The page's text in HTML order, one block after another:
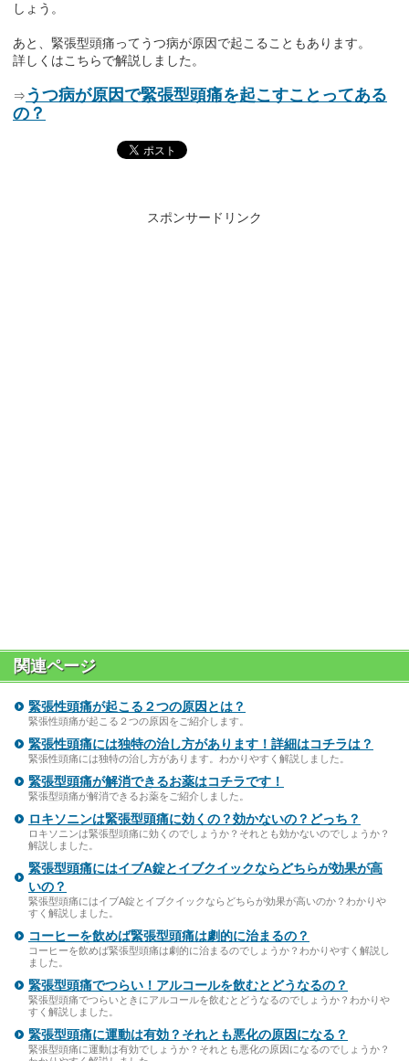
しょう。
あと、緊張型頭痛ってうつ病が原因で起こることもあります。
詳しくはこちらで解説しました。
⇒うつ病が原因で緊張型頭痛を起こすことってある
の？
スポンサードリンク
関連ページ
緊張性頭痛が起こる２つの原因とは？
緊張性頭痛が起こる２つの原因をご紹介します。
緊張性頭痛には独特の治し方があります！詳細はコチラは？
緊張性頭痛には独特の治し方があります。わかりやすく解説しました。
緊張型頭痛が解消できるお薬はコチラです！
緊張型頭痛が解消できるお薬をご紹介しました。
ロキソニンは緊張型頭痛に効くの？効かないの？どっち？
ロキソニンは緊張型頭痛に効くのでしょうか？それとも効かないのでしょうか？
解説しました。
緊張型頭痛にはイブA錠とイブクイックならどちらが効果が高
いの？
緊張型頭痛にはイブA錠とイブクイックならどちらが効果が高いのか？わかりや
すく解説しました。
コーヒーを飲めば緊張型頭痛は劇的に治まるの？
コーヒーを飲めば緊張型頭痛は劇的に治まるのでしょうか？わかりやすく解説し
ました。
緊張型頭痛でつらい！アルコールを飲むとどうなるの？
緊張型頭痛でつらいときにアルコールを飲むとどうなるのでしょうか？わかりや
すく解説しました。
緊張型頭痛に運動は有効？それとも悪化の原因になる？
緊張型頭痛に運動は有効でしょうか？それとも悪化の原因になるのでしょうか？